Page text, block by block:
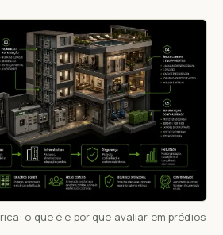
o que é e por que avaliar em prédios